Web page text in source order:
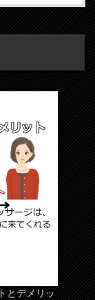
とデメリッ